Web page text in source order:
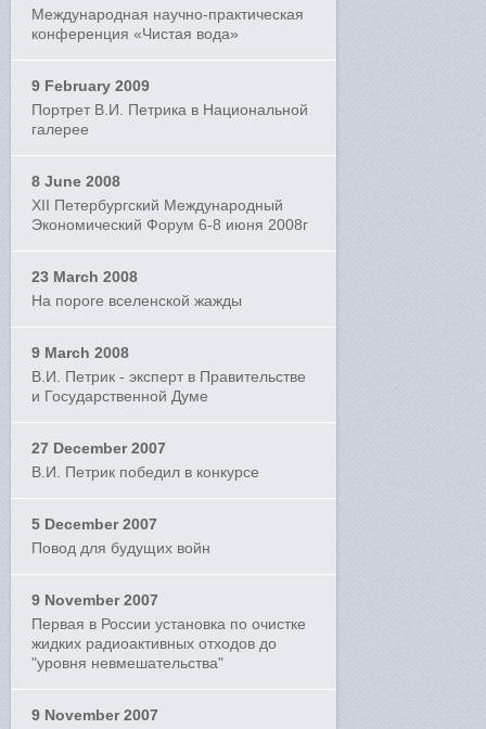
Международная научно-практическая
конференция «Чистая вода»
9 February 2009
Портрет В.И. Петрика в Национальной
галерее
8 June 2008
XII Петербургский Международный
Экономический Форум 6-8 июня 2008г
23 March 2008
На пороге вселенской жажды
9 March 2008
В.И. Петрик - эксперт в Правительстве
и Государственной Думе
27 December 2007
В.И. Петрик победил в конкурсе
5 December 2007
Повод для будущих войн
9 November 2007
Первая в России установка по очистке
жидких радиоактивных отходов до
"уровня невмешательства"
9 November 2007